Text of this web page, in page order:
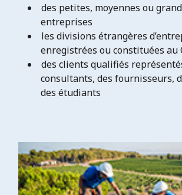
des petites, moyennes ou
entreprises
les divisions étrangères
enregistrées ou constituées au
des clients qualifiés
consultants, des fournisseurs,
des étudiants